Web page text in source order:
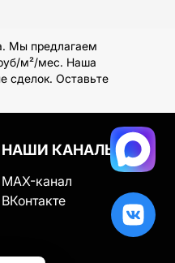
Мы предлагаем
м²/мес. Наша
сделок. Оставьте
НАШИ КАНАЛЫ
MAX-канал
ВКонтакте